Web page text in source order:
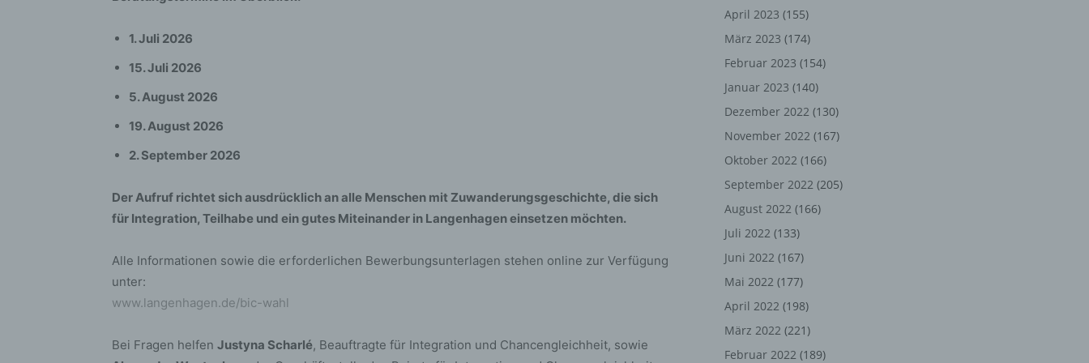
1. Juli 2026
15. Juli 2026
5. August 2026
19. August 2026
2. September 2026
Der Aufruf richtet sich ausdrücklich an alle Menschen mit Zuwanderungsgeschichte, die sich
für Integration, Teilhabe und ein gutes Miteinander in Langenhagen einsetzen möchten.
Alle Informationen sowie die erforderlichen Bewerbungsunterlagen stehen online zur Verfügung
unter:
www.langenhagen.de/bic-wahl
Bei Fragen helfen Justyna Scharlé, Beauftragte für Integration und Chancengleichheit, sowie
April 2023 (155)
März 2023 (174)
Februar 2023 (154)
Januar 2023 (140)
Dezember 2022 (130)
November 2022 (167)
Oktober 2022 (166)
September 2022 (205)
August 2022 (166)
Juli 2022 (133)
Juni 2022 (167)
Mai 2022 (177)
April 2022 (198)
März 2022 (221)
Februar 2022 (189)
Zuverlässigkeit, Verhalten, Aufenthaltsort oder Ortswechsel dieser natürlichen
Pseudonymisierung ist die Verarbeitung personenbezogener Daten in einer
zugeordnet werden können, sofern diese zusätzlichen Informationen gesondert
unterliegen, die gewährleisten, dass die personenbezogenen Daten nicht einer
identifizierten oder identifizierbaren natürlichen Person zugewiesen werden.
Verantwortlicher
Verantwortlicher oder für die Verarbeitung Verantwortlicher ist die natürliche
oder juristische Person, Behörde, Einrichtung oder andere Stelle, die allein oder
personenbezogenen Daten entscheidet. Sind die Zwecke und Mittel dieser
Verarbeitung durch das Unionsrecht oder das Recht der Mitgliedstaaten